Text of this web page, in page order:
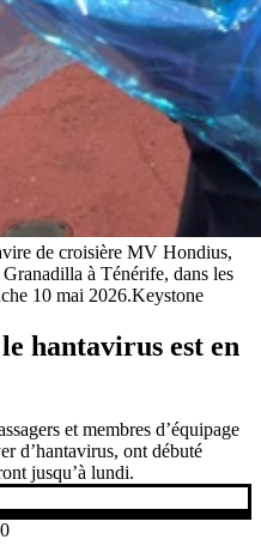
de croisière MV Hondius,
à Ténérife, dans les
10 mai 2026.Keystone
hantavirus est en
et membres d’équipage
d’hantavirus, ont débuté
jusqu’à lundi.